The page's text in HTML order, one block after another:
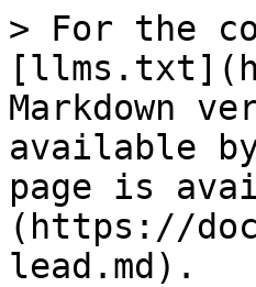
> For the
Markdown
available
page is
(https://
lead.md).